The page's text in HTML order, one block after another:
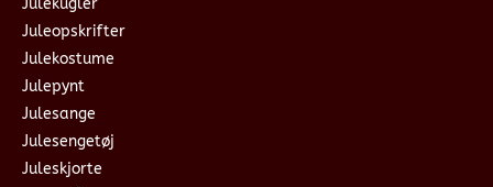
Julekugler
Juleopskrifter
Julekostume
Julepynt
Julesange
Julesengetøj
Juleskjorte